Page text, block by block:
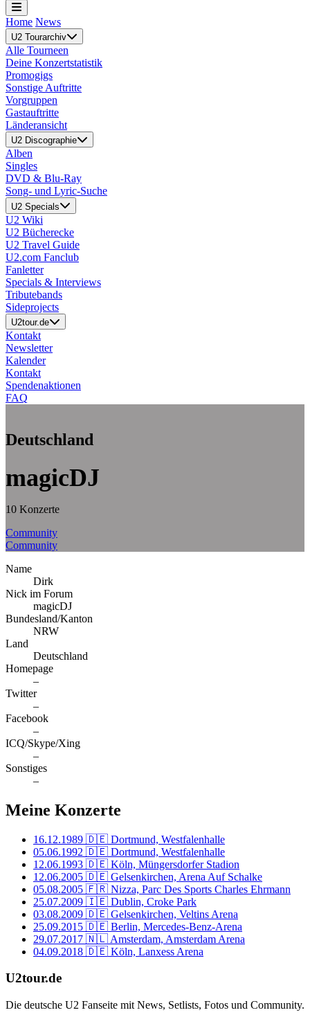
Home News
U2 Tourarchiv
Alle Tourneen
Deine Konzertstatistik
Promogigs
Sonstige Auftritte
Vorgruppen
Gastauftritte
Länderansicht
U2 Discographie
Alben
Singles
DVD & Blu-Ray
Song- und Lyric-Suche
U2 Specials
U2 Wiki
U2 Bücherecke
U2 Travel Guide
U2.com Fanclub
Fanletter
Specials & Interviews
Tributebands
Sideprojects
U2tour.de
Kontakt
Newsletter
Kalender
Kontakt
Spendenaktionen
FAQ
Deutschland
magicDJ
10 Konzerte
Community
Community
Name
Dirk
Nick im Forum
magicDJ
Bundesland/Kanton
NRW
Land
Deutschland
Homepage
–
Twitter
–
Facebook
–
ICQ/Skype/Xing
–
Sonstiges
–
Meine Konzerte
16.12.1989 🇩🇪 Dortmund, Westfalenhalle
05.06.1992 🇩🇪 Dortmund, Westfalenhalle
12.06.1993 🇩🇪 Köln, Müngersdorfer Stadion
12.06.2005 🇩🇪 Gelsenkirchen, Arena Auf Schalke
05.08.2005 🇫🇷 Nizza, Parc Des Sports Charles Ehrmann
25.07.2009 🇮🇪 Dublin, Croke Park
03.08.2009 🇩🇪 Gelsenkirchen, Veltins Arena
25.09.2015 🇩🇪 Berlin, Mercedes-Benz-Arena
29.07.2017 🇳🇱 Amsterdam, Amsterdam Arena
04.09.2018 🇩🇪 Köln, Lanxess Arena
U2tour.de
Die deutsche U2 Fanseite mit News, Setlists, Fotos und Community.